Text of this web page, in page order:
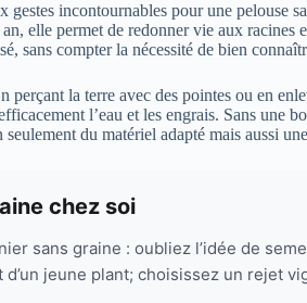
gestes incontournables pour une
elle permet de redonner vie aux
sans compter la nécessité de bien
la terre avec des pointes ou en
l’eau et les engrais. Sans
du matériel adapté mais aussi
chez soi
sans graine : oubliez l’idée de
d’un jeune plant; choisissez un